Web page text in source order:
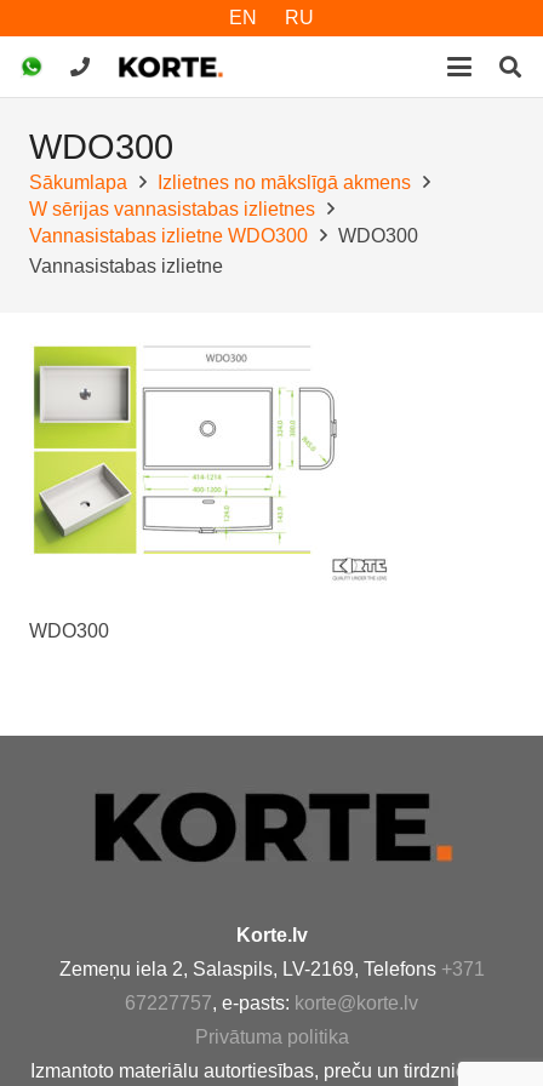
EN RU
WDO300
Sākumlapa
Izlietnes no mākslīgā akmens
W sērijas vannasistabas izlietnes
Vannasistabas izlietne WDO300
WDO300
Vannasistabas izlietne
WDO300
Korte.lv
Zemeņu iela 2, Salaspils, LV-2169, Telefons +371
67227757, e-pasts: korte@korte.lv
Privātuma politika
Izmantoto materiālu autortiesības, preču un tirdzniecības